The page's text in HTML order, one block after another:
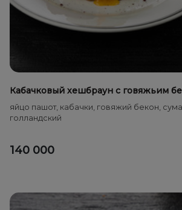
Кабачковый хешбраун с говяжьим
яйцо пашот, кабачки, говяжий бекон,
голландский
140 000